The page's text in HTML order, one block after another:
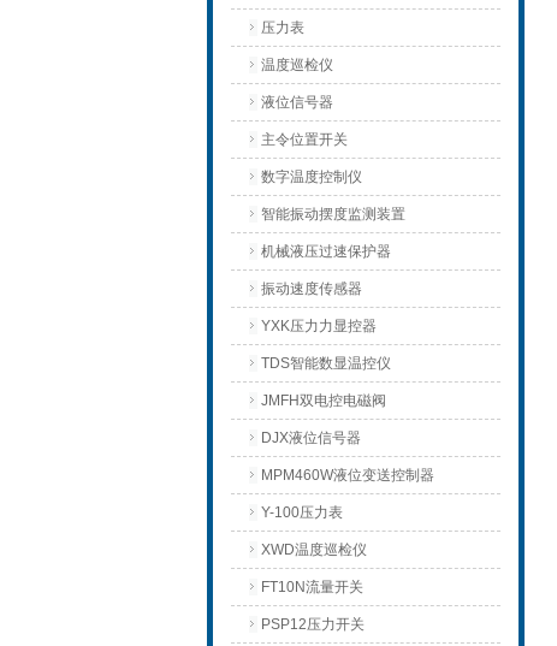
压力表
温度巡检仪
液位信号器
主令位置开关
数字温度控制仪
智能振动摆度监测装置
机械液压过速保护器
振动速度传感器
YXK压力力显控器
TDS智能数显温控仪
JMFH双电控电磁阀
DJX液位信号器
MPM460W液位变送控制器
Y-100压力表
XWD温度巡检仪
FT10N流量开关
PSP12压力开关